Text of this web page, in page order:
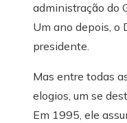
administração do
Um ano depois, o
presidente.
Mas entre todas
elogios, um se
Em 1995, ele